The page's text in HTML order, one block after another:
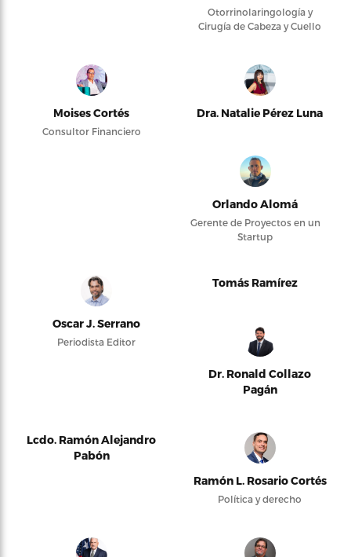
Otorrinolaringología y
Cirugía de Cabeza y Cuello
Moises Cortés
Consultor Financiero
Dra. Natalie Pérez Luna
Orlando Alomá
Gerente de Proyectos en un
Startup
Oscar J. Serrano
Periodista Editor
Tomás Ramírez
Dr. Ronald Collazo
Pagán
Lcdo. Ramón Alejandro
Pabón
Ramón L. Rosario Cortés
Política y derecho